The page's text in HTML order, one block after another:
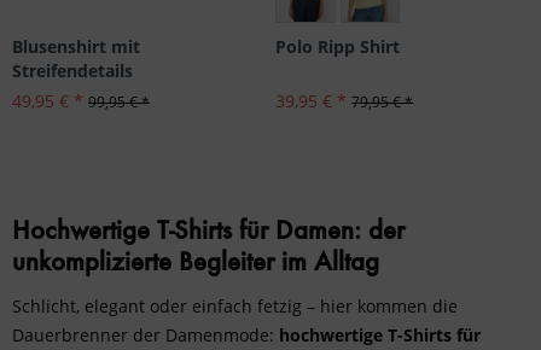
Blusenshirt mit
Streifendetails
49,95 € * 99,95 € *
Polo Ripp Shirt
39,95 € * 79,95 € *
Hochwertige T-Shirts für Damen: der
unkomplizierte Begleiter im Alltag
Schlicht, elegant oder einfach fetzig – hier kommen die
Dauerbrenner der Damenmode: hochwertige T-Shirts für